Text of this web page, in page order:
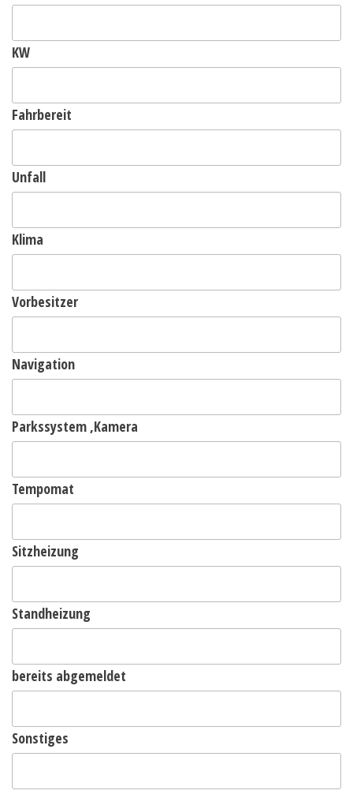
KW
Fahrbereit
Unfall
Klima
Vorbesitzer
Navigation
Parkssystem ,Kamera
Tempomat
Sitzheizung
Standheizung
bereits abgemeldet
Sonstiges